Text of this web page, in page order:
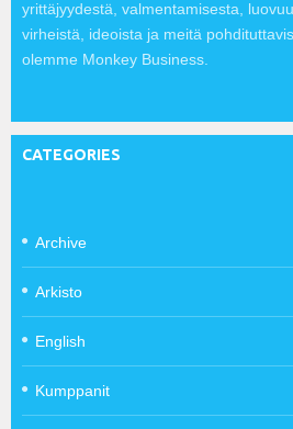
yrittäjyydestä, valmentamisesta,
virheistä, ideoista ja meitä
olemme Monkey Business.
CATEGORIES
Archive
Arkisto
English
Kumppanit